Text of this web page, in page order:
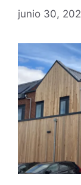
junio 30,